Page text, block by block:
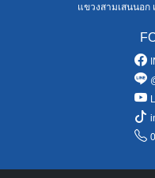
แขวงสามเสนนอก